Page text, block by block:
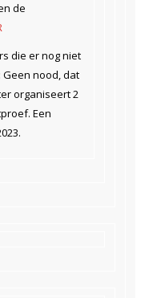
de
die er nog niet
nood, dat
organiseert 2
Een